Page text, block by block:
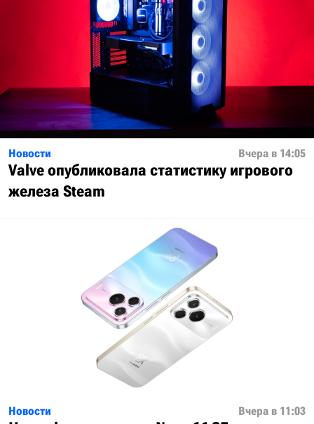
Новости Вчера в 14:05
Valve опубликовала статистику игрового
железа Steam
Новости Вчера в 11:03